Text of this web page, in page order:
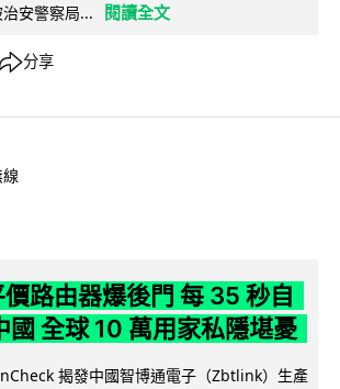
安警察局...
閱讀全文
分享
路由器爆後門 每 35 秒自
國 全球 10 萬用家私隱堪憂
揭發中國智博通電子（Zbtlink）生產